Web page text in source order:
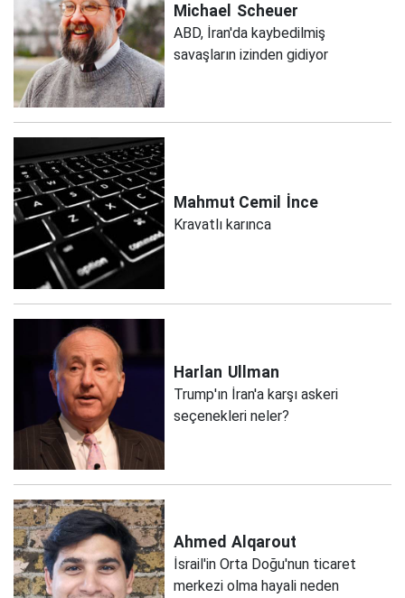
Michael Scheuer
ABD, İran'da kaybedilmiş
savaşların izinden gidiyor
Mahmut Cemil İnce
Kravatlı karınca
Harlan Ullman
Trump'ın İran'a karşı askeri
seçenekleri neler?
Ahmed Alqarout
İsrail'in Orta Doğu'nun ticaret
merkezi olma hayali neden